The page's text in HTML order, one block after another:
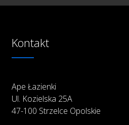
Kontakt
Ape Łazienki
Ul. Kozielska 25A
47-100 Strzelce Opolskie